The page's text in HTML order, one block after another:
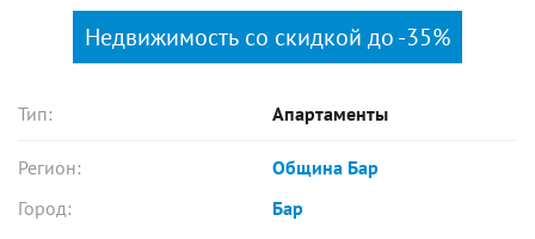
Недвижимость со скидкой до -35%
Тип: Апартаменты
Регион:
Община Бар
Город:
Бар